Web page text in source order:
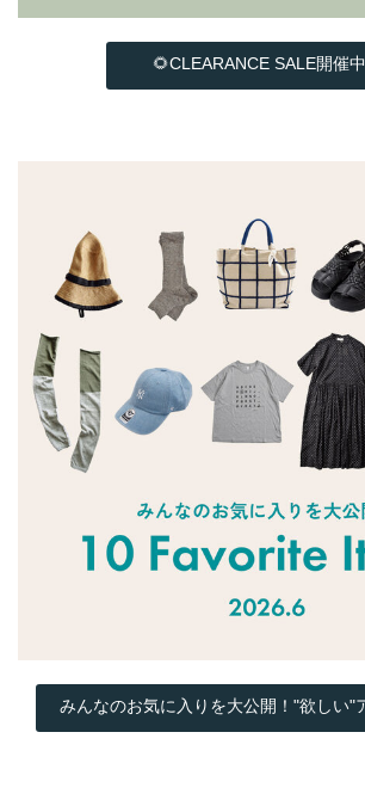
🌻CLEARANCE SALE開催
みんなのお気に入りを大公開！"欲しい"